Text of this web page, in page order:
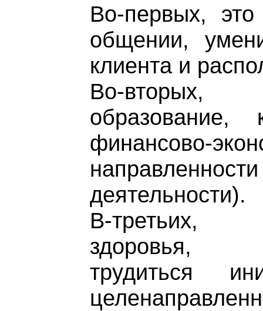
Во-первых,
общении,
клиента и
Во-
образование,
финансово-
деятельности).
В-третьих,
здоровья,
трудиться